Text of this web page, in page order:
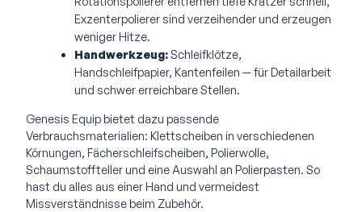
Exzenterpolierer sind verzeihender und erzeugen
weniger Hitze.
Handwerkzeug:Schleifklötze,
Handschleifpapier, Kantenfeilen — für Detailarbeit
und schwer erreichbare Stellen.
Genesis Equip bietet dazu passende
Verbrauchsmaterialien: Klettscheiben in verschiedenen
Körnungen, Fächerschleifscheiben, Polierwolle,
Schaumstoffteller und eine Auswahl an Polierpasten. So
hast du alles aus einer Hand und vermeidest
Missverständnisse beim Zubehör.